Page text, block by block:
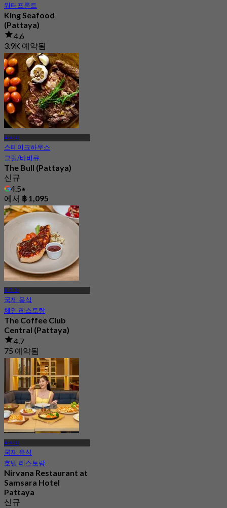
워터프론트
King Seafood
(Pattaya)
4.6
3.9K 예약됨
에서฿ 467.5
파타야
스테이크하우스
그릴/바비큐
The Bull (Pattaya)
신규
4.5
에서 ฿ 1,095
파타야
국제 음식
체인 레스토랑
The Coffee Club
Central (Pattaya)
4.7
75 예약됨
에서 ฿ 189
파타야
국제 음식
호텔 레스토랑
Nirvana Restaurant at
Samsara Hotel
Pattaya
신규